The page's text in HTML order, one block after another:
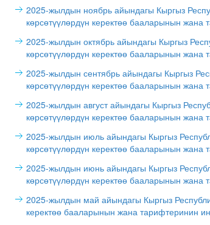
2025-жылдын ноябрь айындагы Кыргыз
көрсөтүүлөрдүн керектөө бааларынын жана
2025-жылдын октябрь айындагы Кыргыз
көрсөтүүлөрдүн керектөө бааларынын жана
2025-жылдын сентябрь айындагы Кыргыз
көрсөтүүлөрдүн керектөө бааларынын жана
2025-жылдын август айындагы Кыргыз
көрсөтүүлөрдүн керектөө бааларынын жана
2025-жылдын июль айындагы Кыргыз
көрсөтүүлөрдүн керектөө бааларынын жана
2025-жылдын июнь айындагы Кыргыз
көрсөтүүлөрдүн керектөө бааларынын жана
2025-жылдын май айындагы Кыргыз
керектөө бааларынын жана тарифтеринин